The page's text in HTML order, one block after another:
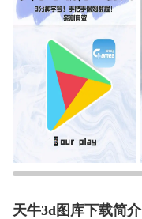
天牛3d图库下载简介